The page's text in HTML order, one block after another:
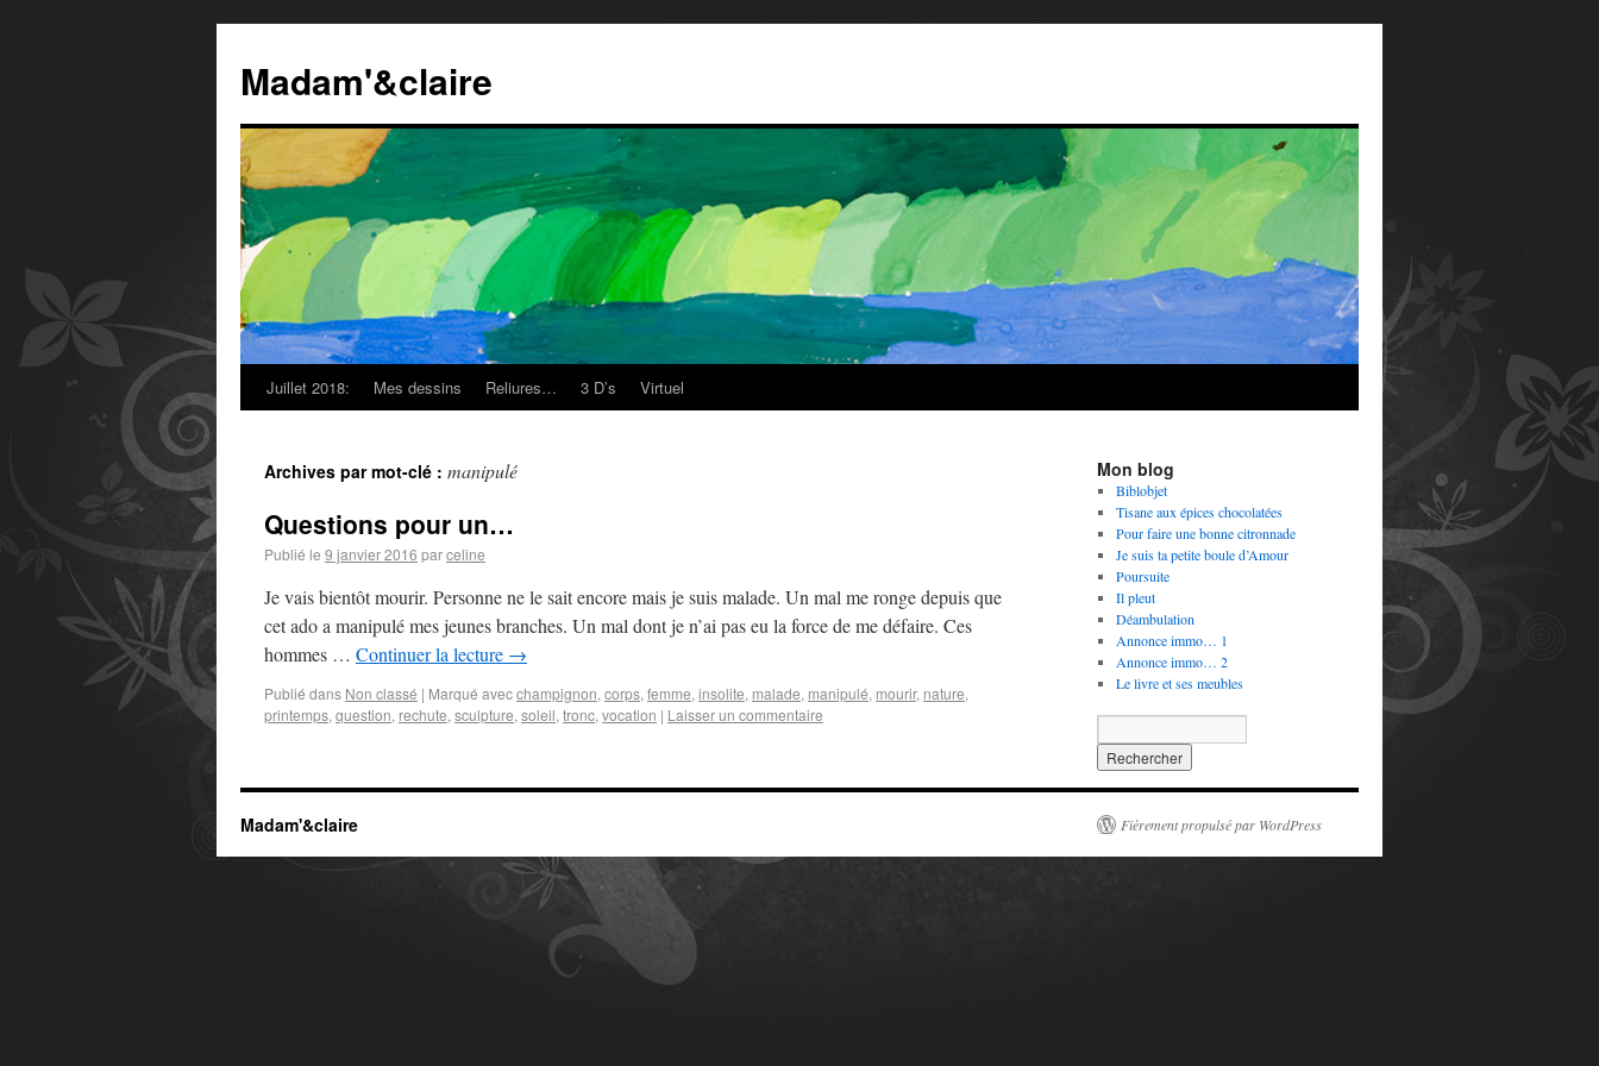
Madam'&claire
Juillet 2018: Mes dessins Reliures… 3 D’s Virtuel
Archives par mot-clé : manipulé
Questions pour un…
Publié le 9 janvier 2016 parceline
Je vais bientôt mourir. Personne ne le sait encore mais je suis malade. Un mal me ronge depuis que
cet ado a manipulé mes jeunes branches. Un mal dont je n’ai pas eu la force de me défaire. Ces
hommes … Continuer la lecture →
Publié dans Non classé | Marqué avecchampignon, corps, femme, insolite, malade, manipulé, mourir, nature,
printemps, question, rechute, sculpture, soleil, tronc, vocation | Laisser un commentaire
Mon blog
Biblobjet
Tisane aux épices chocolatées
Pour faire une bonne citronnade
Je suis ta petite boule d’Amour
Poursuite
Il pleut
Déambulation
Annonce immo… 1
Annonce immo… 2
Le livre et ses meubles
Madam'&claire Fièrement propulsé par WordPress